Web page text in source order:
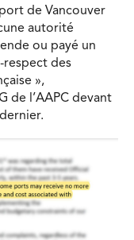
de Vancouver
autorité
ou payé un
respect des
»,
de l’AAPC devant